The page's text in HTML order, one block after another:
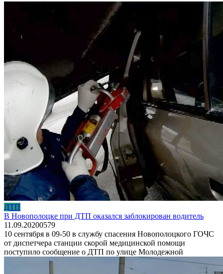
ДТП
В Новополоцке при ДТП оказался заблокирован водитель
11.09.20200579
10 сентября в 09-50 в службу спасения Новополоцкого ГОЧС
от диспетчера станции скорой медицинской помощи
поступило сообщение о ДТП по улице Молодежной